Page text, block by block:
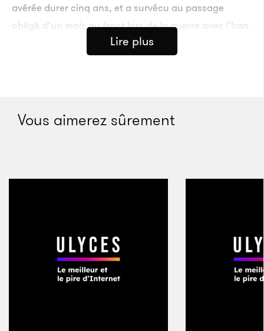
avérée durer cinq ans, et a survécu au passage
obligé d’un mois au front lors de la guerre avec l’Iran.
Les travaux du palais avaient été suspendus
premières tâches de Qanbar fut de superviser la
principale, mais Qanbar n’avait pas encore construit
les portions du mur qui devaient le jouxter, car les
rénovations du palais lui-même n’étaient pas encore
Lire plus
Vous aimerez sûrement